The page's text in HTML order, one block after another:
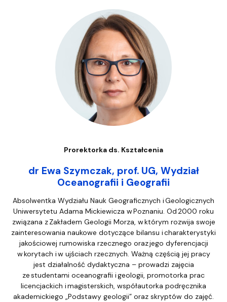
Prorektorka ds. Kształcenia
dr Ewa Szymczak, prof. UG, Wydział
Oceanografii i Geografii
Absolwentka Wydziału Nauk Geograficznych i Geologicznych
Uniwersytetu Adama Mickiewicza w Poznaniu. Od 2000 roku
związana z Zakładem Geologii Morza, w którym rozwija swoje
zainteresowania naukowe dotyczące bilansu i charakterystyki
jakościowej rumowiska rzecznego oraz jego dyferencjacji
w korytach i w ujściach rzecznych. Ważną częścią jej pracy
jest działalność dydaktyczna – prowadzi zajęcia
ze studentami oceanografii i geologii, promotorka prac
licencjackich i magisterskich, współautorka podręcznika
akademickiego „Podstawy geologii” oraz skryptów do zajęć.